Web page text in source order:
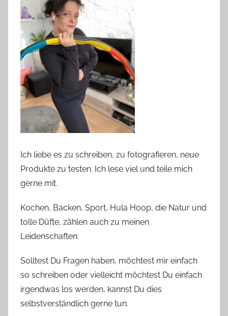
Ich liebe es zu schreiben, zu fotografieren, neue
Produkte zu testen. Ich lese viel und teile mich
gerne mit.
Kochen, Backen, Sport, Hula Hoop, die Natur und
tolle Düfte, zählen auch zu meinen
Leidenschaften.
Solltest Du Fragen haben, möchtest mir einfach
so schreiben oder vielleicht möchtest Du einfach
irgendwas los werden, kannst Du dies
selbstverständlich gerne tun.